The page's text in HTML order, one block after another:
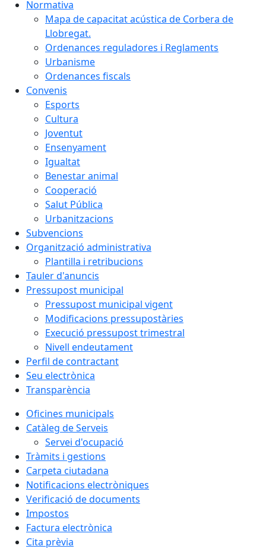
Normativa
Mapa de capacitat acústica de Corbera de
Llobregat.
Ordenances reguladores i Reglaments
Urbanisme
Ordenances fiscals
Convenis
Esports
Cultura
Joventut
Ensenyament
Igualtat
Benestar animal
Cooperació
Salut Pública
Urbanitzacions
Subvencions
Organització administrativa
Plantilla i retribucions
Tauler d'anuncis
Pressupost municipal
Pressupost municipal vigent
Modificacions pressupostàries
Execució pressupost trimestral
Nivell endeutament
Perfil de contractant
Seu electrònica
Transparència
Oficines municipals
Catàleg de Serveis
Servei d'ocupació
Tràmits i gestions
Carpeta ciutadana
Notificacions electròniques
Verificació de documents
Impostos
Factura electrònica
Cita prèvia